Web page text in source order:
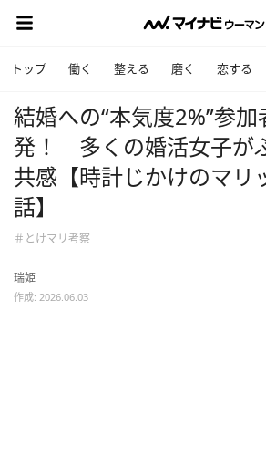
トップ 働く 整える 磨く 恋する
結婚への“本気度2%”参
発！ 多くの婚活女子が
共感【時計じかけのマリ
話】
＃とけマリ考察
瑞姫
作成: 2026.06.03